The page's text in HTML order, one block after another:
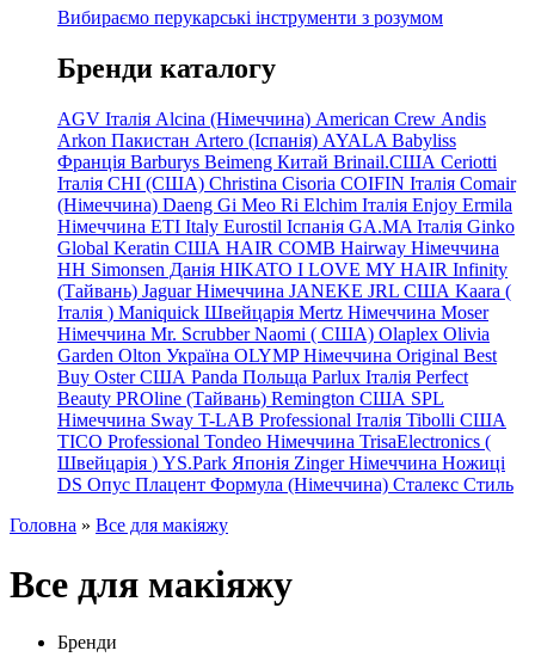
Вибираємо перукарські інструменти з розумом
Бренди каталогу
AGV Італія Alcina (Німеччина) American Crew Andis
Arkon Пакистан Artero (Іспанія) AYALA Babyliss
Франція Barburys Beimeng Китай Brinail.США Ceriotti
Італія CHI (США) Christina Cisoria COIFIN Італія Comair
(Німеччина) Daeng Gi Meo Ri Elchim Італія Enjoy Ermila
Німеччина ETI Italy Eurostil Іспанія GA.MA Італія Ginko
Global Keratin США HAIR COMB Hairway Німеччина
HH Simonsen Данія HIKATO I LOVE MY HAIR Infinity
(Тайвань) Jaguar Німеччина JANEKE JRL США Kaara (
Італія ) Maniquick Швейцарія Mertz Німеччина Moser
Німеччина Mr. Scrubber Naomi ( США) Olaplex Olivia
Garden Olton Україна OLYMP Німеччина Original Best
Buy Oster США Panda Польща Parlux Італія Perfect
Beauty PROline (Тайвань) Remington США SPL
Німеччина Sway T-LAB Professional Італія Tibolli США
TICO Professional Tondeo Німеччина TrisaElectronics (
Швейцарія ) YS.Park Японія Zinger Німеччина Ножиці
DS Опус Плацент Формула (Німеччина) Сталекс Стиль
Головна » Все для макіяжу
Все для макіяжу
Бренди